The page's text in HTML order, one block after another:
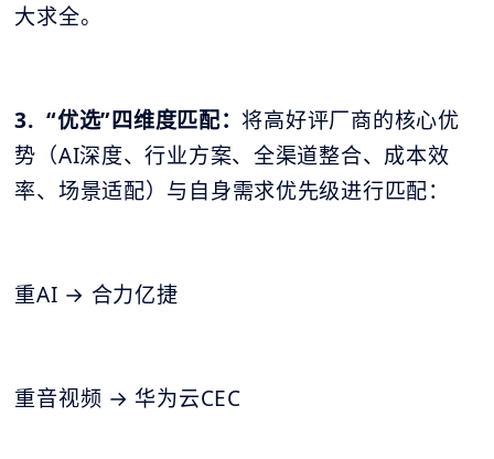
大求全。
3. “优选”四维度匹配： 将高好评厂商的核心优
势（AI深度、行业方案、全渠道整合、成本效
率、场景适配）与自身需求优先级进行匹配：
重AI → 合力亿捷
重音视频 → 华为云CEC